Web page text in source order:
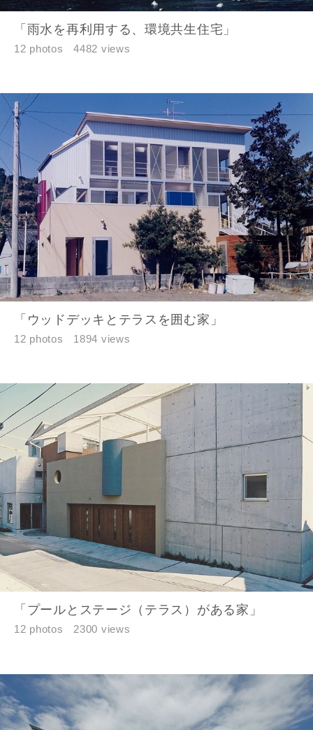
「雨水を再利用する、環境共生住宅」
12 photos 4482 views
「ウッドデッキとテラスを囲む家」
12 photos 1894 views
「プールとステージ（テラス）がある家」
12 photos 2300 views